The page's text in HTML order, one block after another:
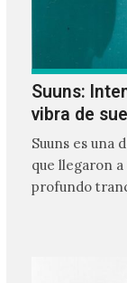
Suuns:
vibra de
Suuns es una
que llegaron
profundo